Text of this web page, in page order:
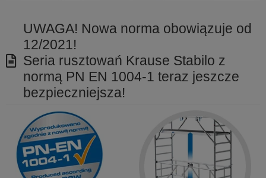
UWAGA! Nowa norma obowiązuje od
12/2021!
Seria rusztowań Krause Stabilo z
normą PN EN 1004-1 teraz jeszcze
bezpieczniejsza!